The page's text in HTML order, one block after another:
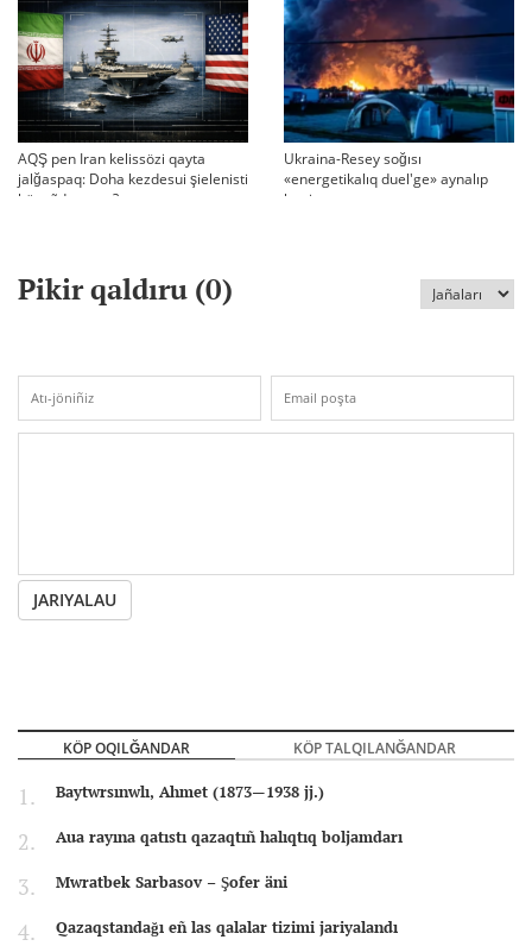
AQŞ pen Iran kelissözi qayta
jalğaspaq: Doha kezdesui şielenisti
bäseñdete me?
Ukraina-Resey soğısı
«energetikalıq duel'ge» aynalıp
ketti
Pikir qaldıru (0)
JARIYALAU
KÖP OQILĞANDAR KÖP TALQILANĞANDAR
Baytwrsınwlı, Ahmet (1873—1938 jj.)
Aua rayına qatıstı qazaqtıñ halıqtıq boljamdarı
Mwratbek Sarbasov – Şofer äni
Qazaqstandağı eñ las qalalar tizimi jariyalandı